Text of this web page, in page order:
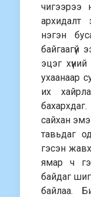
чигээрээ
архидалт
нэгэн
байгаагүй
эцэг
ухаанаар
их
сайхан
тавьдаг
гэсэн
ямар ч
байдаг шиг
байлаа.